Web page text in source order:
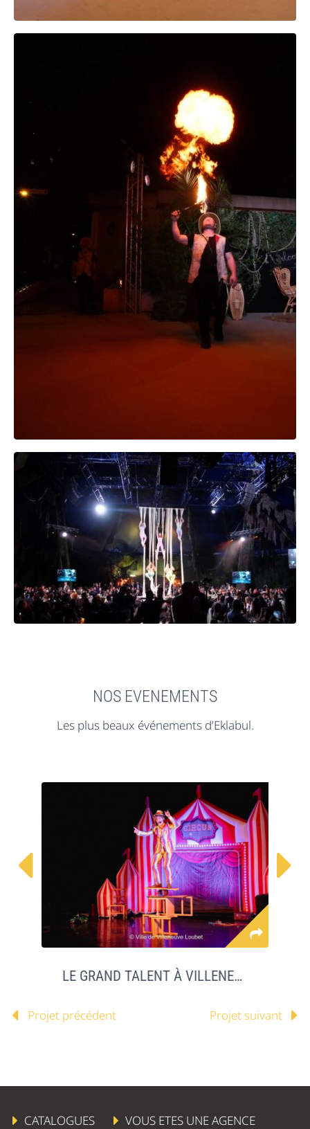
NOS EVENEMENTS
Les plus beaux événements d’Eklabul.
 
LE GRAND TALENT À VILLENEUVE LOUBET
Projet précédent Projet suivant
CATALOGUES VOUS ETES UNE AGENCE